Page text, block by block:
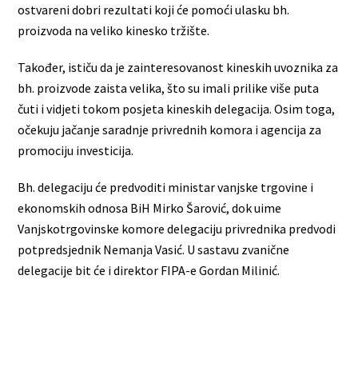
ostvareni dobri rezultati koji će pomoći ulasku bh.
proizvoda na veliko kinesko tržište.
Također, ističu da je zainteresovanost kineskih uvoznika za
bh. proizvode zaista velika, što su imali prilike više puta
čuti i vidjeti tokom posjeta kineskih delegacija. Osim toga,
očekuju jačanje saradnje privrednih komora i agencija za
promociju investicija.
Bh. delegaciju će predvoditi ministar vanjske trgovine i
ekonomskih odnosa BiH Mirko Šarović, dok uime
Vanjskotrgovinske komore delegaciju privrednika predvodi
potpredsjednik Nemanja Vasić. U sastavu zvanične
delegacije bit će i direktor FIPA-e Gordan Milinić.